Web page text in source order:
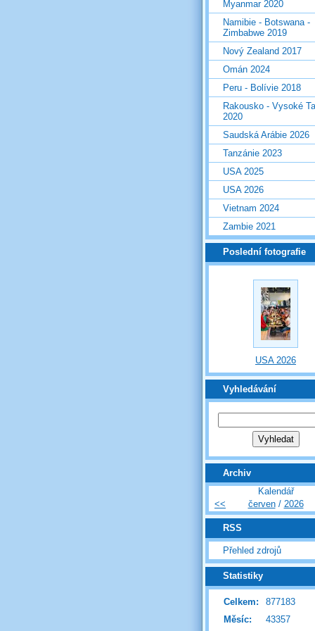
Myanmar 2020
Namibie - Botswana -
Zimbabwe 2019
Nový Zealand 2017
Omán 2024
Peru - Bolívie 2018
Rakousko - Vysoké
2020
Saudská Arábie 2026
Tanzánie 2023
USA 2025
USA 2026
Vietnam 2024
Zambie 2021
Poslední fotografie
USA 2026
Vyhledávání
Archiv
Kalendář
<<
červen/ 2026
RSS
Přehled zdrojů
Statistiky
Celkem:
877183
Měsíc:
43357